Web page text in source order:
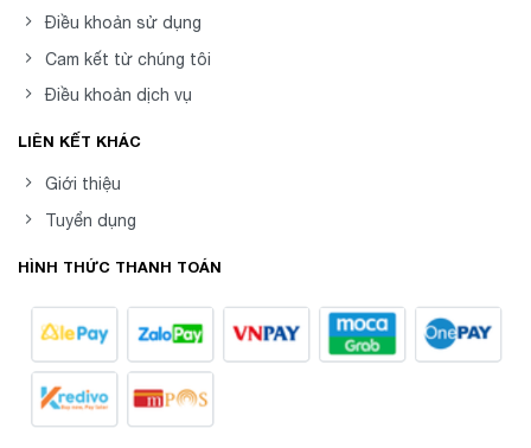
Điều khoản sử dụng
Cam kết từ chúng tôi
Điều khoản dịch vụ
LIÊN KẾT KHÁC
Giới thiệu
Tuyển dụng
HÌNH THỨC THANH TOÁN